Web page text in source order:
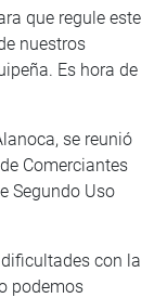
que regule este
nuestros
Es hora de
se reunió
Comerciantes
Segundo Uso
con la
podemos